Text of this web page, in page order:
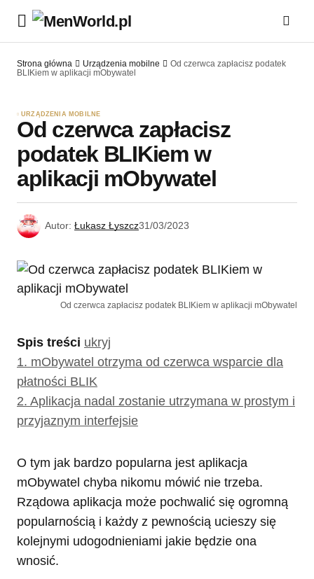
Strona główna Urządzenia mobilne
Od czerwca zapłacisz podatek
BLIKiem w aplikacji mObywatel
URZĄDZENIA MOBILNE
Od czerwca zapłacisz
podatek BLIKiem w
aplikacji mObywatel
Autor: Łukasz Łyszcz31/03/2023
Od czerwca zapłacisz podatek BLIKiem w aplikacji mObywatel
Spis treści ukryj
1. mObywatel otrzyma od czerwca wsparcie dla
płatności BLIK
2. Aplikacja nadal zostanie utrzymana w prostym i
przyjaznym interfejsie
O tym jak bardzo popularna jest aplikacja
mObywatel chyba nikomu mówić nie trzeba.
Rządowa aplikacja może pochwalić się ogromną
popularnością i każdy z pewnością ucieszy się
kolejnymi udogodnieniami jakie będzie ona
wnosić.